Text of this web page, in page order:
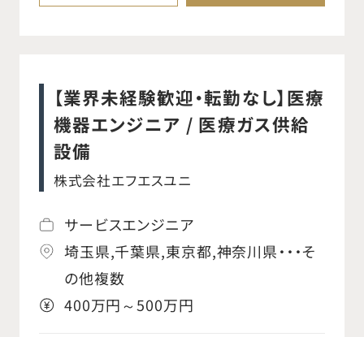
アや外傷などに対する手術で使用される脊
ングカンパニーとして、製品開発・供給に加
え、低侵襲な手術手技や新たな治療法の提
案にも注力しています。 【魅力・やりがい】
難易度の高い手術を支える仕事であり、患
者様の回復を実感できるやりがいがありま
す。研修はボーンモデルを用いたハンズオン
とオンライン学習、集合研修・OJTを組み合
わせて行い、未経験からでも段階的に知識
と実践力を習得できます。 【業務内容】 ○医
【業界未経験歓迎・転勤なし】医療
機器エンジニア / 医療ガス供給
設備
株式会社エフエスユニ
サービスエンジニア
埼玉県,千葉県,東京都,神奈川県・・・そ
の他複数
400万円～500万円